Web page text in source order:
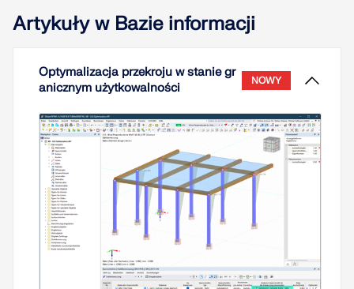
Artykuły w Bazie informacji
Optymalizacja przekroju w stanie gr
anicznym użytkowalności
NOWY